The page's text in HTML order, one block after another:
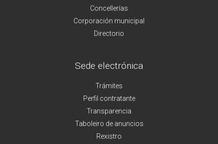
Concellerías
Corporación municipal
Directorio
Sede electrónica
Trámites
Perfil contratante
Transparencia
Taboleiro de anuncios
Rexistro